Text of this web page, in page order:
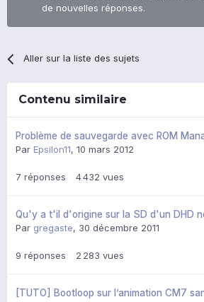
de nouvelles réponses.
Aller sur la liste des sujets
Contenu similaire
Problème de sauvegarde avec ROM
Par Epsilon11, 10 mars 2012
7 réponses 4 432 vues
Qu'y a t'il d'origine sur la SD d'un DHD
Par gregaste, 30 décembre 2011
9 réponses 2 283 vues
[TUTO] Bootloop sur l’animation CM7